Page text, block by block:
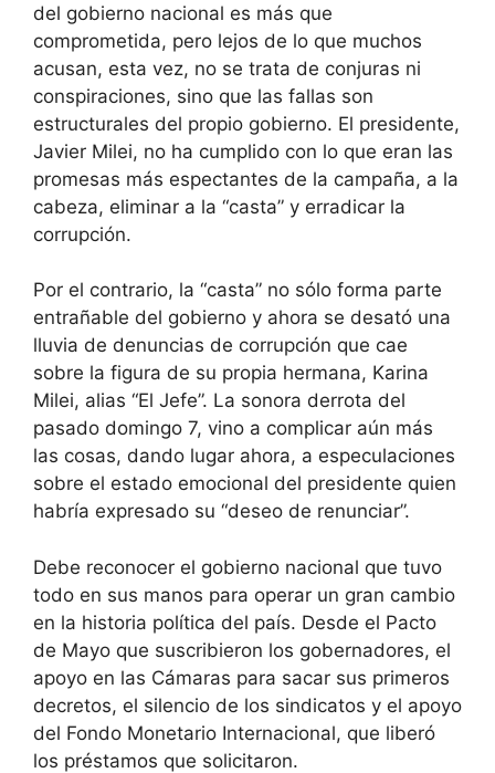
del gobierno nacional es más que
comprometida, pero lejos de lo que muchos
acusan, esta vez, no se trata de conjuras ni
conspiraciones, sino que las fallas son
estructurales del propio gobierno. El presidente,
Javier Milei, no ha cumplido con lo que eran las
promesas más espectantes de la campaña, a la
cabeza, eliminar a la “casta” y erradicar la
corrupción.
Por el contrario, la “casta” no sólo forma parte
entrañable del gobierno y ahora se desató una
lluvia de denuncias de corrupción que cae
sobre la figura de su propia hermana, Karina
Milei, alias “El Jefe”. La sonora derrota del
pasado domingo 7, vino a complicar aún más
las cosas, dando lugar ahora, a especulaciones
sobre el estado emocional del presidente quien
habría expresado su “deseo de renunciar”.
Debe reconocer el gobierno nacional que tuvo
todo en sus manos para operar un gran cambio
en la historia política del país. Desde el Pacto
de Mayo que suscribieron los gobernadores, el
apoyo en las Cámaras para sacar sus primeros
decretos, el silencio de los sindicatos y el apoyo
del Fondo Monetario Internacional, que liberó
los préstamos que solicitaron.